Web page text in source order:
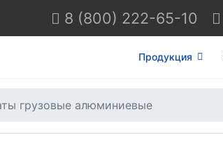
8 (800) 222-65-10
Продукция
грузовые алюминиевые